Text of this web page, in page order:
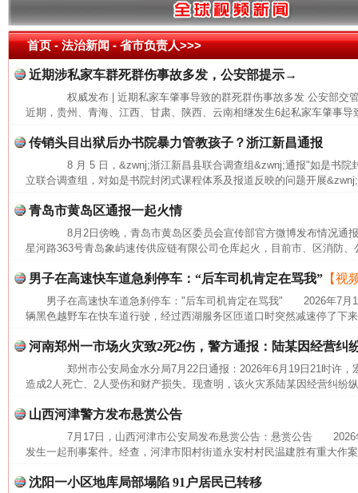
首页- 法治新闻 -省市负责人>>>
近期涉私家车群死群伤事故多发，公安部提示→
权威发布 | 近期私家车肇事导致的群死群伤事故多发 公安部
近期，贵州、青海、江西、甘肃、陕西、云南相继发生6起私家车肇事导
传销头目出狱后办书院暴力管教孩子？浙江新昌通报
8 月 5 日，&zwnj;浙江新昌县联合调查组&zwnj;通报"如是书院
立联合调查组，对如是书院封闭式课程体系及报道反映的问题开展
青岛市黄岛区通报一起火情
8月2日傍晚，青岛市黄岛区委员会宣传部官方微博发布情况
星河路363号青岛象屿速传供应链有限公司仓库起火，目前市、区消防
男子在高速快车道急刹停车：“后车司机肯定在骂我” 【视
男子在高速快车道急刹停车："后车司机肯定在骂我" 2026年7月
辆黑色越野车在快车道行驶，经过西湖服务区匝道口时突然减速停了下
河南郑州一市场火灾致2死2伤，警方通报：陆某因经营纠
郑州市公安局金水分局7月22日通报：2026年6月19日21时许，
造成2人死亡、2人受伤和财产损失。现查明，该火灾系陆某因经营纠纷
山西河津警方发布悬赏公告
7月17日，山西河津市公安局发布悬赏公告：悬赏公告 2026
发生一起刑事案件。经查，河津市阳村街道永安村村民温建胜有重大
沈阳一小区地库局部塌陷 91户居民已转移